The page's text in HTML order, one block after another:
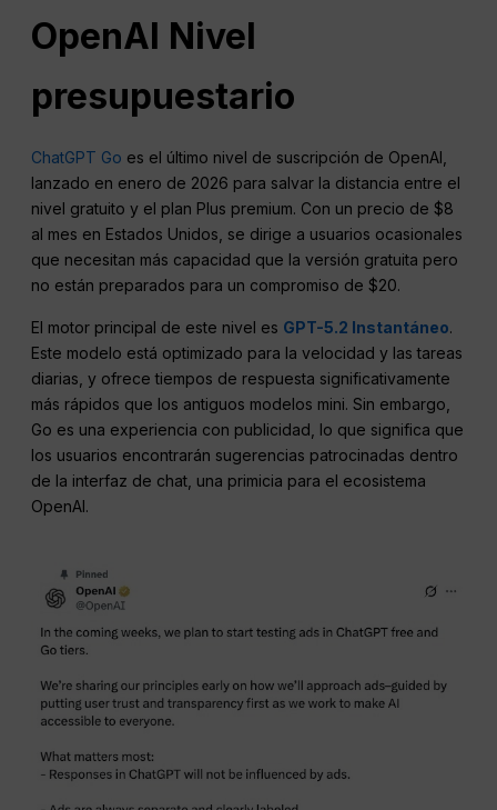
OpenAI Nivel
presupuestario
ChatGPT Go es el último nivel de suscripción de OpenAI,
lanzado en enero de 2026 para salvar la distancia entre el
nivel gratuito y el plan Plus premium. Con un precio de $8
al mes en Estados Unidos, se dirige a usuarios ocasionales
que necesitan más capacidad que la versión gratuita pero
no están preparados para un compromiso de $20.
El motor principal de este nivel es GPT-5.2 Instantáneo.
Este modelo está optimizado para la velocidad y las tareas
diarias, y ofrece tiempos de respuesta significativamente
más rápidos que los antiguos modelos mini. Sin embargo,
Go es una experiencia con publicidad, lo que significa que
los usuarios encontrarán sugerencias patrocinadas dentro
de la interfaz de chat, una primicia para el ecosistema
OpenAI.